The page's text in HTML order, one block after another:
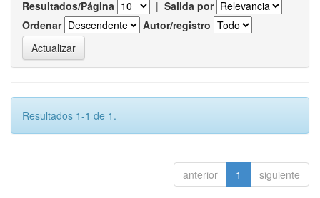
Resultados/Página | Salida por
Ordenar
Autor/registro
Resultados 1-1 de 1.
anterior 1 siguiente